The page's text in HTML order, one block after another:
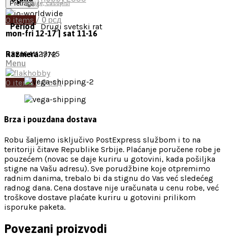
Pretraga
mon-fri 12-17 | sat 11-16
+381641129145
Menu
0 items/ 0рсд
Knjige, časopisi
0 items / 0 рсд
Period Drugi svetski rat
Razmera 1/72
Brza i pouzdana dostava
Robu šaljemo isključivo PostExpress službom i to na
teritoriji čitave Republike Srbije. Plaćanje poručene robe je
pouzećem (novac se daje kuriru u gotovini, kada pošiljka
stigne na Vašu adresu). Sve porudžbine koje otpremimo
radnim danima, trebalo bi da stignu do Vas već sledećeg
radnog dana. Cena dostave nije uračunata u cenu robe, već
troškove dostave plaćate kuriru u gotovini prilikom
isporuke paketa.
Povezani proizvodi